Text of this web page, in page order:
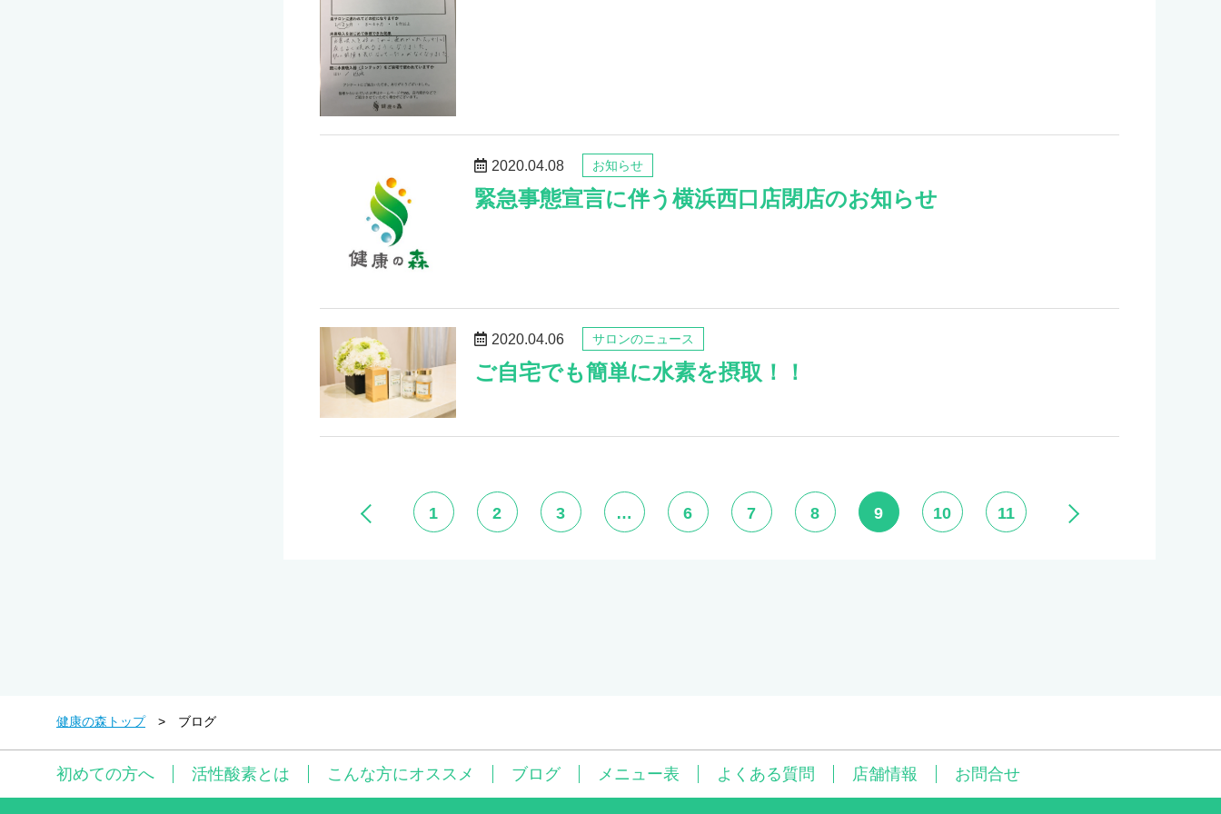
2020.04.08 お知らせ
緊急事態宣言に伴う横浜西口店閉店のお知らせ
2020.04.06 サロンのニュース
ご自宅でも簡単に水素を摂取！！
1 2 3 … 6 7 8 9 10 11
健康の森トップ ブログ
初めての方へ 活性酸素とは こんな方にオススメ ブログ メニュー表 よくある質問 店舗情報 お問合せ